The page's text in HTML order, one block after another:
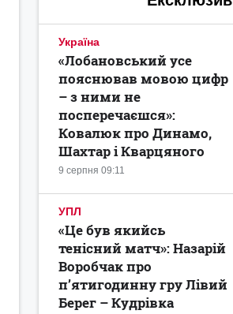
Україна
9 серпня 09:11
«Лобановський усе
пояснював мовою цифр
– з ними не
посперечаєшся»:
Ковалюк про Динамо,
Шахтар і Кварцяного
УПЛ
«Це був якийсь
тенісний матч»: Назарій
Воробчак про
п’ятигодинну гру Лівий
Берег – Кудрівка